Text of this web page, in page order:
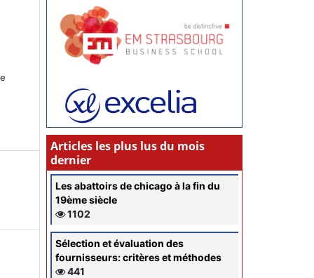
Articles les plus lus du mois
dernier
Les abattoirs de chicago à la fin du
19ème siècle
1102
Sélection et évaluation des
fournisseurs: critères et méthodes
441